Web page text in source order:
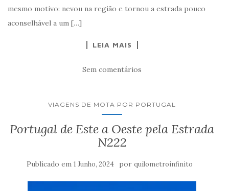
mesmo motivo: nevou na região e tornou a estrada pouco
aconselhável a um […]
LEIA MAIS
Sem comentários
VIAGENS DE MOTA POR PORTUGAL
Portugal de Este a Oeste pela Estrada
N222
Publicado em 1 Junho, 2024 por quilometroinfinito